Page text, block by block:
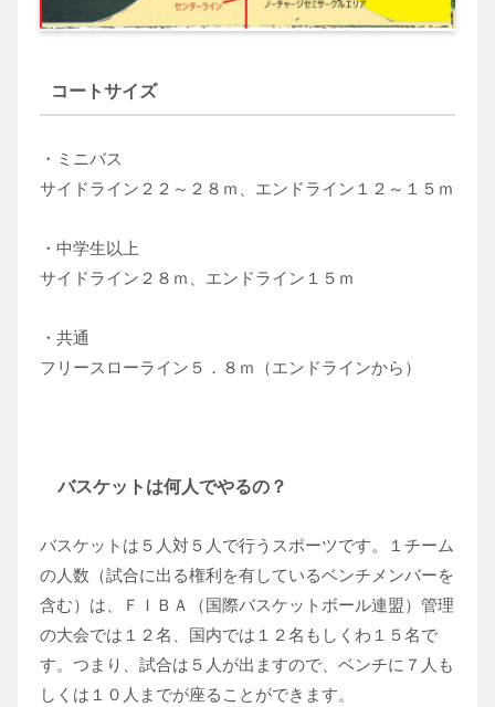
コートサイズ
・ミニバス
サイドライン２２～２８ｍ、エンドライン１２～１５ｍ
・中学生以上
サイドライン２８ｍ、エンドライン１５ｍ
・共通
フリースローライン５．８ｍ（エンドラインから）
バスケットは何人でやるの？
バスケットは５人対５人で行うスポーツです。１チーム
の人数（試合に出る権利を有しているベンチメンバーを
含む）は、ＦＩＢＡ（国際バスケットボール連盟）管理
の大会では１２名、国内では１２名もしくわ１５名で
す。つまり、試合は５人が出ますので、ベンチに７人も
しくは１０人までが座ることができます。